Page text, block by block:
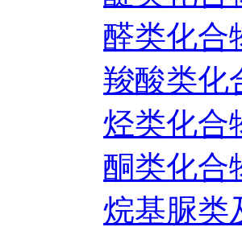
醛类化合
羧酸类化
烃类化合
酮类化合
烷基脲类